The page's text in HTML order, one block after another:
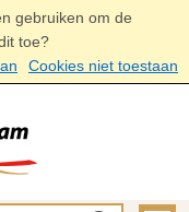
gebruiken om de
toe?
Cookies niet toestaan